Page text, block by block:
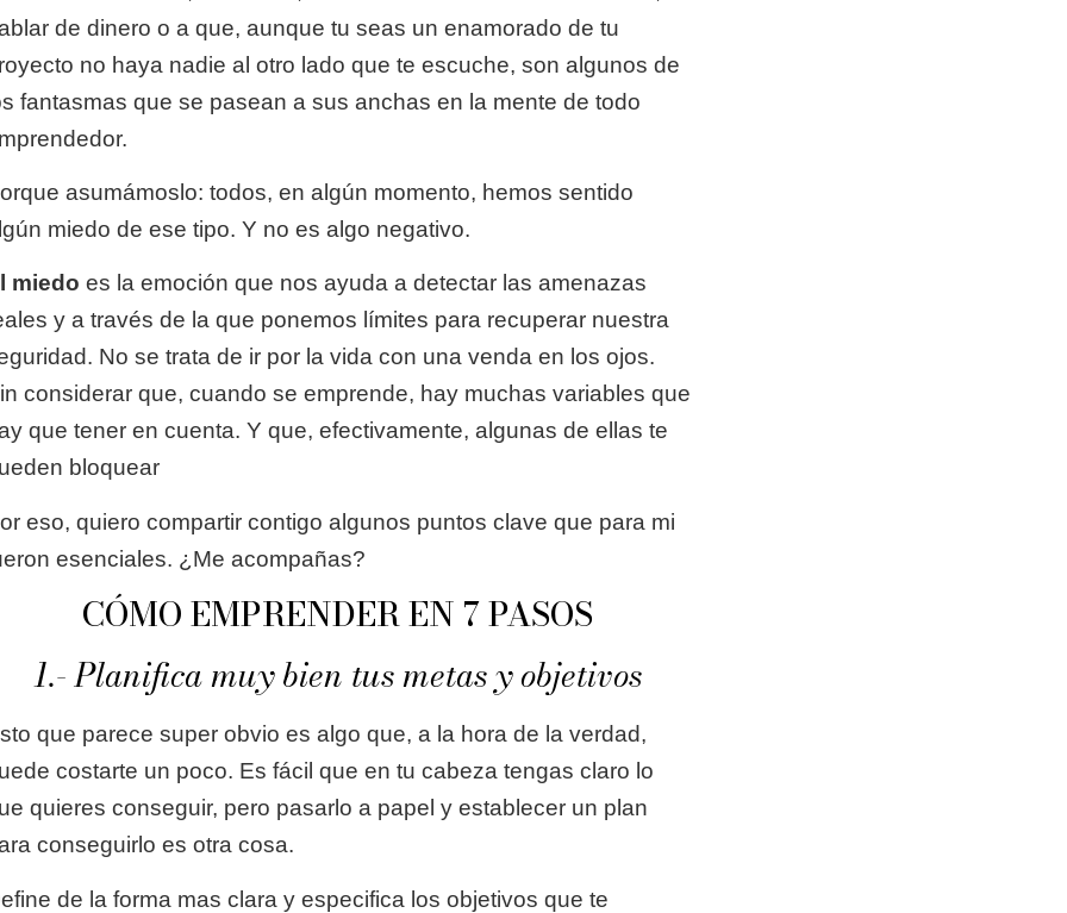
de dinero o a que, aunque tu seas un enamorado de tu
no haya nadie al otro lado que te escuche, son algunos de
fantasmas que se pasean a sus anchas en la mente de todo
asumámoslo: todos, en algún momento, hemos sentido
miedo de ese tipo. Y no es algo negativo.
miedo es la emoción que nos ayuda a detectar las amenazas
y a través de la que ponemos límites para recuperar nuestra
No se trata de ir por la vida con una venda en los ojos.
considerar que, cuando se emprende, hay muchas variables que
que tener en cuenta. Y que, efectivamente, algunas de ellas te
bloquear
eso, quiero compartir contigo algunos puntos clave que para mi
esenciales. ¿Me acompañas?
CÓMO EMPRENDER EN 7 PASOS
1.- Planifica muy bien tus metas y objetivos
que parece super obvio es algo que, a la hora de la verdad,
costarte un poco. Es fácil que en tu cabeza tengas claro lo
quieres conseguir, pero pasarlo a papel y establecer un plan
conseguirlo es otra cosa.
de la forma mas clara y especifica los objetivos que te